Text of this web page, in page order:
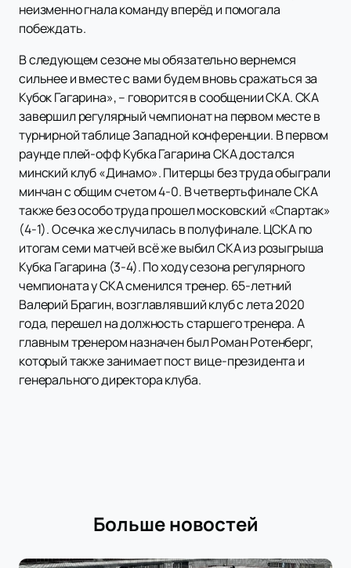
неизменно гнала команду вперёд и помогала
побеждать.
В следующем сезоне мы обязательно вернемся
сильнее и вместе с вами будем вновь сражаться за
Кубок Гагарина», – говорится в сообщении СКА. СКА
завершил регулярный чемпионат на первом месте в
турнирной таблице Западной конференции. В первом
раунде плей-офф Кубка Гагарина СКА достался
минский клуб «Динамо». Питерцы без труда обыграли
минчан с общим счетом 4-0. В четвертьфинале СКА
также без особо труда прошел московский «Спартак»
(4-1). Осечка же случилась в полуфинале. ЦСКА по
итогам семи матчей всё же выбил СКА из розыгрыша
Кубка Гагарина (3-4). По ходу сезона регулярного
чемпионата у СКА сменился тренер. 65-летний
Валерий Брагин, возглавлявший клуб с лета 2020
года, перешел на должность старшего тренера. А
главным тренером назначен был Роман Ротенберг,
который также занимает пост вице-президента и
генерального директора клуба.
Больше новостей